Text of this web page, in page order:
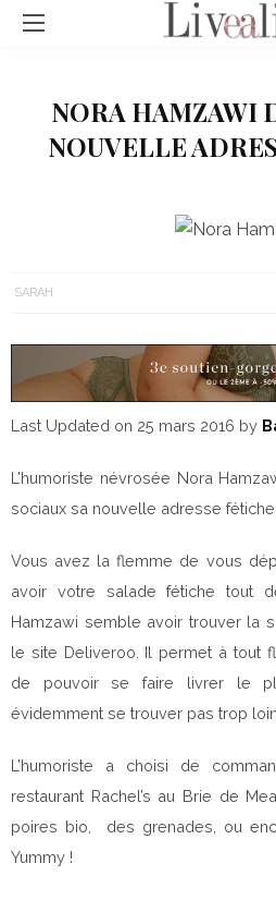
NORA HAMZAWI
NOUVELLE
SARAH
Last Updated on 25 mars 2016 by
L’humoriste névrosée Nora
sociaux sa nouvelle adresse
Vous avez la flemme de vous
avoir votre salade fétiche tout
Hamzawi semble avoir trouver la
le site Deliveroo. Il permet à tout
de pouvoir se faire livrer le
évidemment se trouver pas trop loin
L’humoriste a choisi de
restaurant Rachel’s au Brie de
poires bio, des grenades, ou
Yummy !